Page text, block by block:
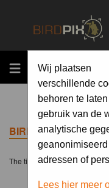
MENU
Wij plaatsen
verschillende
behoren te
gebruik van de
analytische
adressen of
Lees hier meer
BIRDPIX.NL FORUM
The time now is Fri 07 Aug